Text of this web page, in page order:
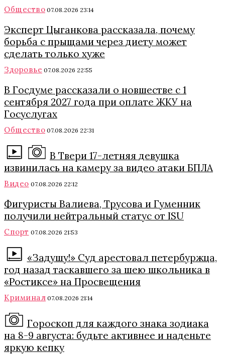
Общество 07.08.2026 23:14
Эксперт Цыганкова рассказала, почему
борьба с прыщами через диету может
сделать только хуже
Здоровье 07.08.2026 22:55
В Госдуме рассказали о новшестве с 1
сентября 2027 года при оплате ЖКУ на
Госуслугах
Общество 07.08.2026 22:31
В Твери 17-летняя девушка
извинилась на камеру за видео атаки БПЛА
Видео 07.08.2026 22:12
Фигуристы Валиева, Трусова и Гуменник
получили нейтральный статус от ISU
Спорт 07.08.2026 21:53
«Задушу!» Суд арестовал петербуржца,
год назад таскавшего за шею школьника в
«Ростиксе» на Просвещения
Криминал 07.08.2026 21:14
Гороскоп для каждого знака зодиака
на 8-9 августа: будьте активнее и наденьте
яркую кепку